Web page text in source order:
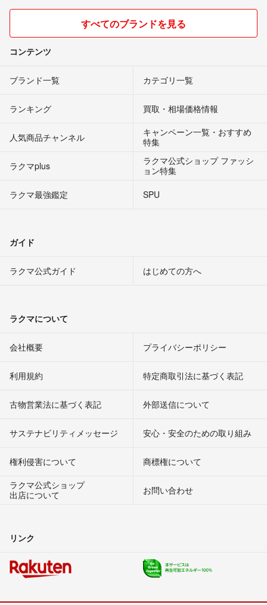
すべてのブランドを見る
コンテンツ
ブランド一覧 カテゴリ一覧
ランキング 買取・相場価格情報
人気商品チャンネル
キャンペーン一覧・おすすめ
特集
ラクマplus
ラクマ公式ショップ ファッシ
ョン特集
ラクマ最強鑑定
SPU
ガイド
ラクマ公式ガイド はじめての方へ
ラクマについて
会社概要 プライバシーポリシー
利用規約 特定商取引法に基づく表記
古物営業法に基づく表記 外部送信について
サステナビリティメッセージ 安心・安全のための取り組み
権利侵害について
商標権について
ラクマ公式ショップ
出店について
お問い合わせ
リンク